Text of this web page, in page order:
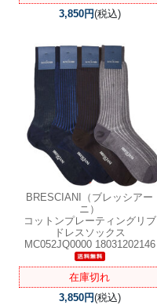
3,850円(税込)
BRESCIANI（ブレッシアー
ニ）
コットンプレーティングリブ
ドレスソックス
MC052JQ0000 18031202146
在庫切れ
3,850円(税込)